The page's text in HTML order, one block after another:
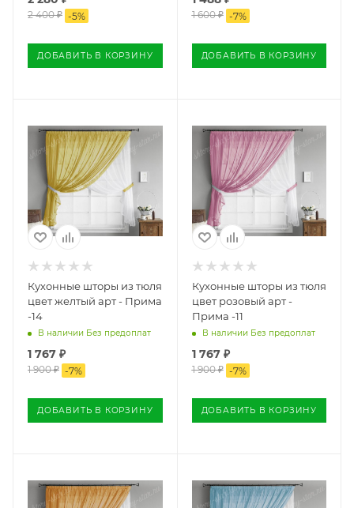
2 400₽ -5%
ДОБАВИТЬ В КОРЗИНУ
1 600₽ -7%
ДОБАВИТЬ В КОРЗИНУ
Кухонные шторы из тюля
цвет желтый арт - Прима
-14
В наличии Без предоплат
1 767 ₽
1 900₽ -7%
ДОБАВИТЬ В КОРЗИНУ
Кухонные шторы из тюля
цвет розовый арт -
Прима -11
В наличии Без предоплат
1 767₽
1 900₽ -7%
ДОБАВИТЬ В КОРЗИНУ